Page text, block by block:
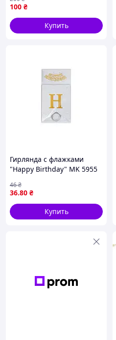
шт - Гарантия! Сервис!
100 ₴
Купить
Гирлянда с флажками
"Happy Birthday" MK 5955
36.80 ₴
46₴
Купить